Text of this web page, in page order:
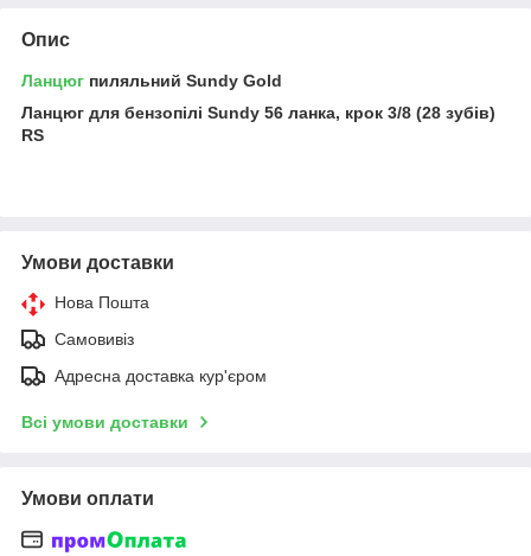
Опис
Ланцюг пиляльний Sundy Gold
Ланцюг для бензопілі Sundy 56 ланка, крок 3/8 (28 зубів)
RS
Умови доставки
Нова Пошта
Самовивіз
Адресна доставка кур'єром
Всі умови доставки
Умови оплати